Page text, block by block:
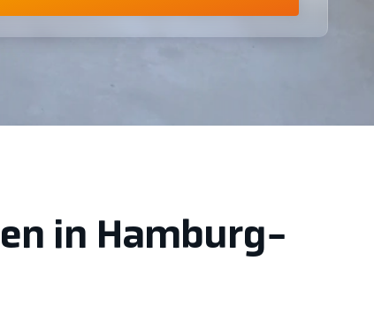
in Hamburg-